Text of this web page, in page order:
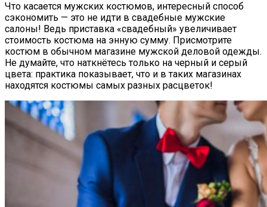
Что касается мужских костюмов, интересный способ
сэкономить — это не идти в свадебные мужские
салоны! Ведь приставка «свадебный» увеличивает
стоимость костюма на энную сумму. Присмотрите
костюм в обычном магазине мужской деловой одежды.
Не думайте, что наткнётесь только на черный и серый
цвета: практика показывает, что и в таких магазинах
находятся костюмы самых разных расцветок!